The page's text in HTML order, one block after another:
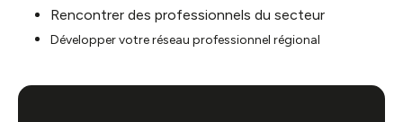
Rencontrer des professionnels du secteur
Développer votre réseau professionnel régional